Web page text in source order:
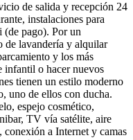
de salida y recepción 24
instalaciones para
(de pago). Por un
de lavandería y alquilar
y los más
infantil o hacer nuevos
tienen un estilo moderno
uno de ellos con ducha.
espejo cosmético,
TV vía satélite, aire
a Internet y camas